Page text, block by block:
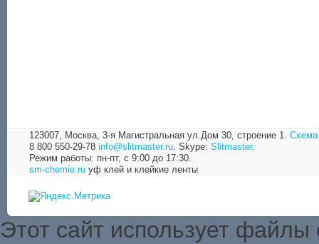
123007, Москва, 3-я Магистральная ул.Дом 30, строение 1. Схема
8 800 550-29-78 info@slitmaster.ru. Skype: Slitmaster.
Режим работы: пн-пт, с 9:00 до 17:30.
sm-chemie.ru уф клей и клейкие ленты
Этот сайт использует